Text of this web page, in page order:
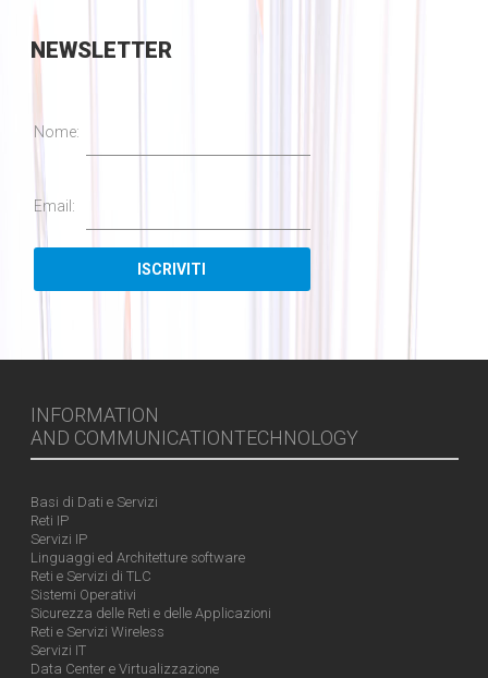
NEWSLETTER
Nome:
Email:
INFORMATION
AND COMMUNICATIONTECHNOLOGY
Basi di Dati e Servizi
Reti IP
Servizi IP
Linguaggi ed Architetture software
Reti e Servizi di TLC
Sistemi Operativi
Sicurezza delle Reti e delle Applicazioni
Reti e Servizi Wireless
Servizi IT
Data Center e Virtualizzazione